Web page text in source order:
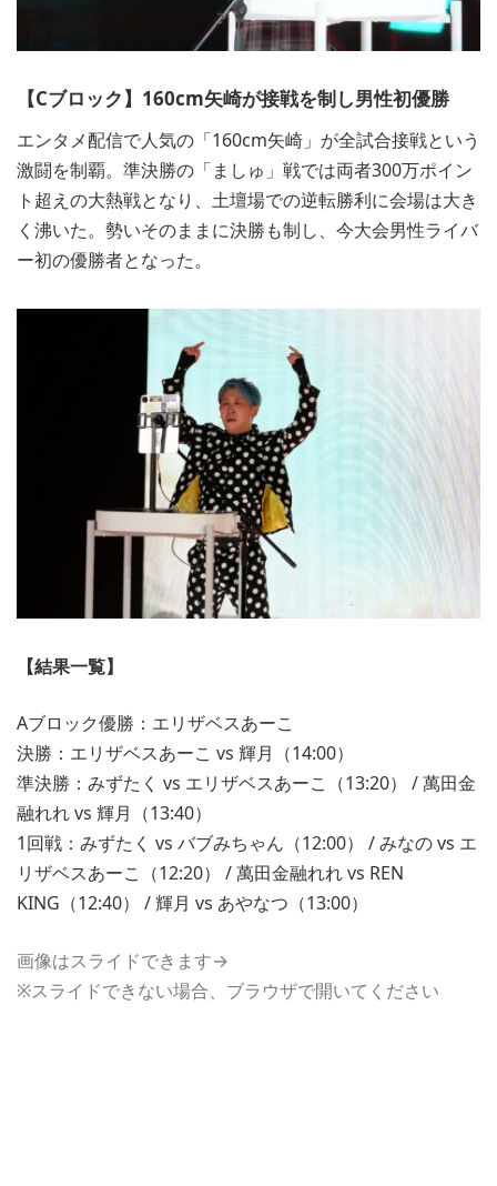
【Cブロック】160cm矢崎が接戦を制し男性初優勝
エンタメ配信で人気の「160cm矢崎」が全試合接戦という
激闘を制覇。準決勝の「ましゅ」戦では両者300万ポイン
ト超えの大熱戦となり、土壇場での逆転勝利に会場は大き
く沸いた。勢いそのままに決勝も制し、今大会男性ライバ
ー初の優勝者となった。
【結果一覧】
Aブロック優勝：エリザベスあーこ
決勝：エリザベスあーこ vs 輝月（14:00）
準決勝：みずたく vs エリザベスあーこ（13:20） / 萬田金
融れれ vs 輝月（13:40）
1回戦：みずたく vs バブみちゃん（12:00） / みなの vs エ
リザベスあーこ（12:20） / 萬田金融れれ vs REN
KING（12:40） / 輝月 vs あやなつ（13:00）
画像はスライドできます→
※スライドできない場合、ブラウザで開いてください